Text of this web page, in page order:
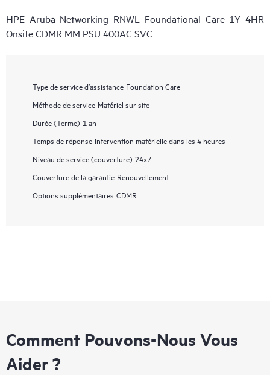
HPE Aruba Networking RNWL Foundational Care 1Y 4HR
Onsite CDMR MM PSU 400AC SVC
Type de service d’assistance Foundation Care
Méthode de service Matériel sur site
Durée (Terme) 1 an
Temps de réponse Intervention matérielle dans les 4 heures
Niveau de service (couverture) 24x7
Couverture de la garantie Renouvellement
Options supplémentaires CDMR
Comment Pouvons-Nous Vous
Aider ?